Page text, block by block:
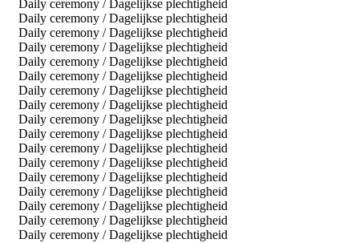
Daily ceremony / Dagelijkse plechtigheid
Daily ceremony / Dagelijkse plechtigheid
Daily ceremony / Dagelijkse plechtigheid
Daily ceremony / Dagelijkse plechtigheid
Daily ceremony / Dagelijkse plechtigheid
Daily ceremony / Dagelijkse plechtigheid
Daily ceremony / Dagelijkse plechtigheid
Daily ceremony / Dagelijkse plechtigheid
Daily ceremony / Dagelijkse plechtigheid
Daily ceremony / Dagelijkse plechtigheid
Daily ceremony / Dagelijkse plechtigheid
Daily ceremony / Dagelijkse plechtigheid
Daily ceremony / Dagelijkse plechtigheid
Daily ceremony / Dagelijkse plechtigheid
Daily ceremony / Dagelijkse plechtigheid
Daily ceremony / Dagelijkse plechtigheid
Daily ceremony / Dagelijkse plechtigheid